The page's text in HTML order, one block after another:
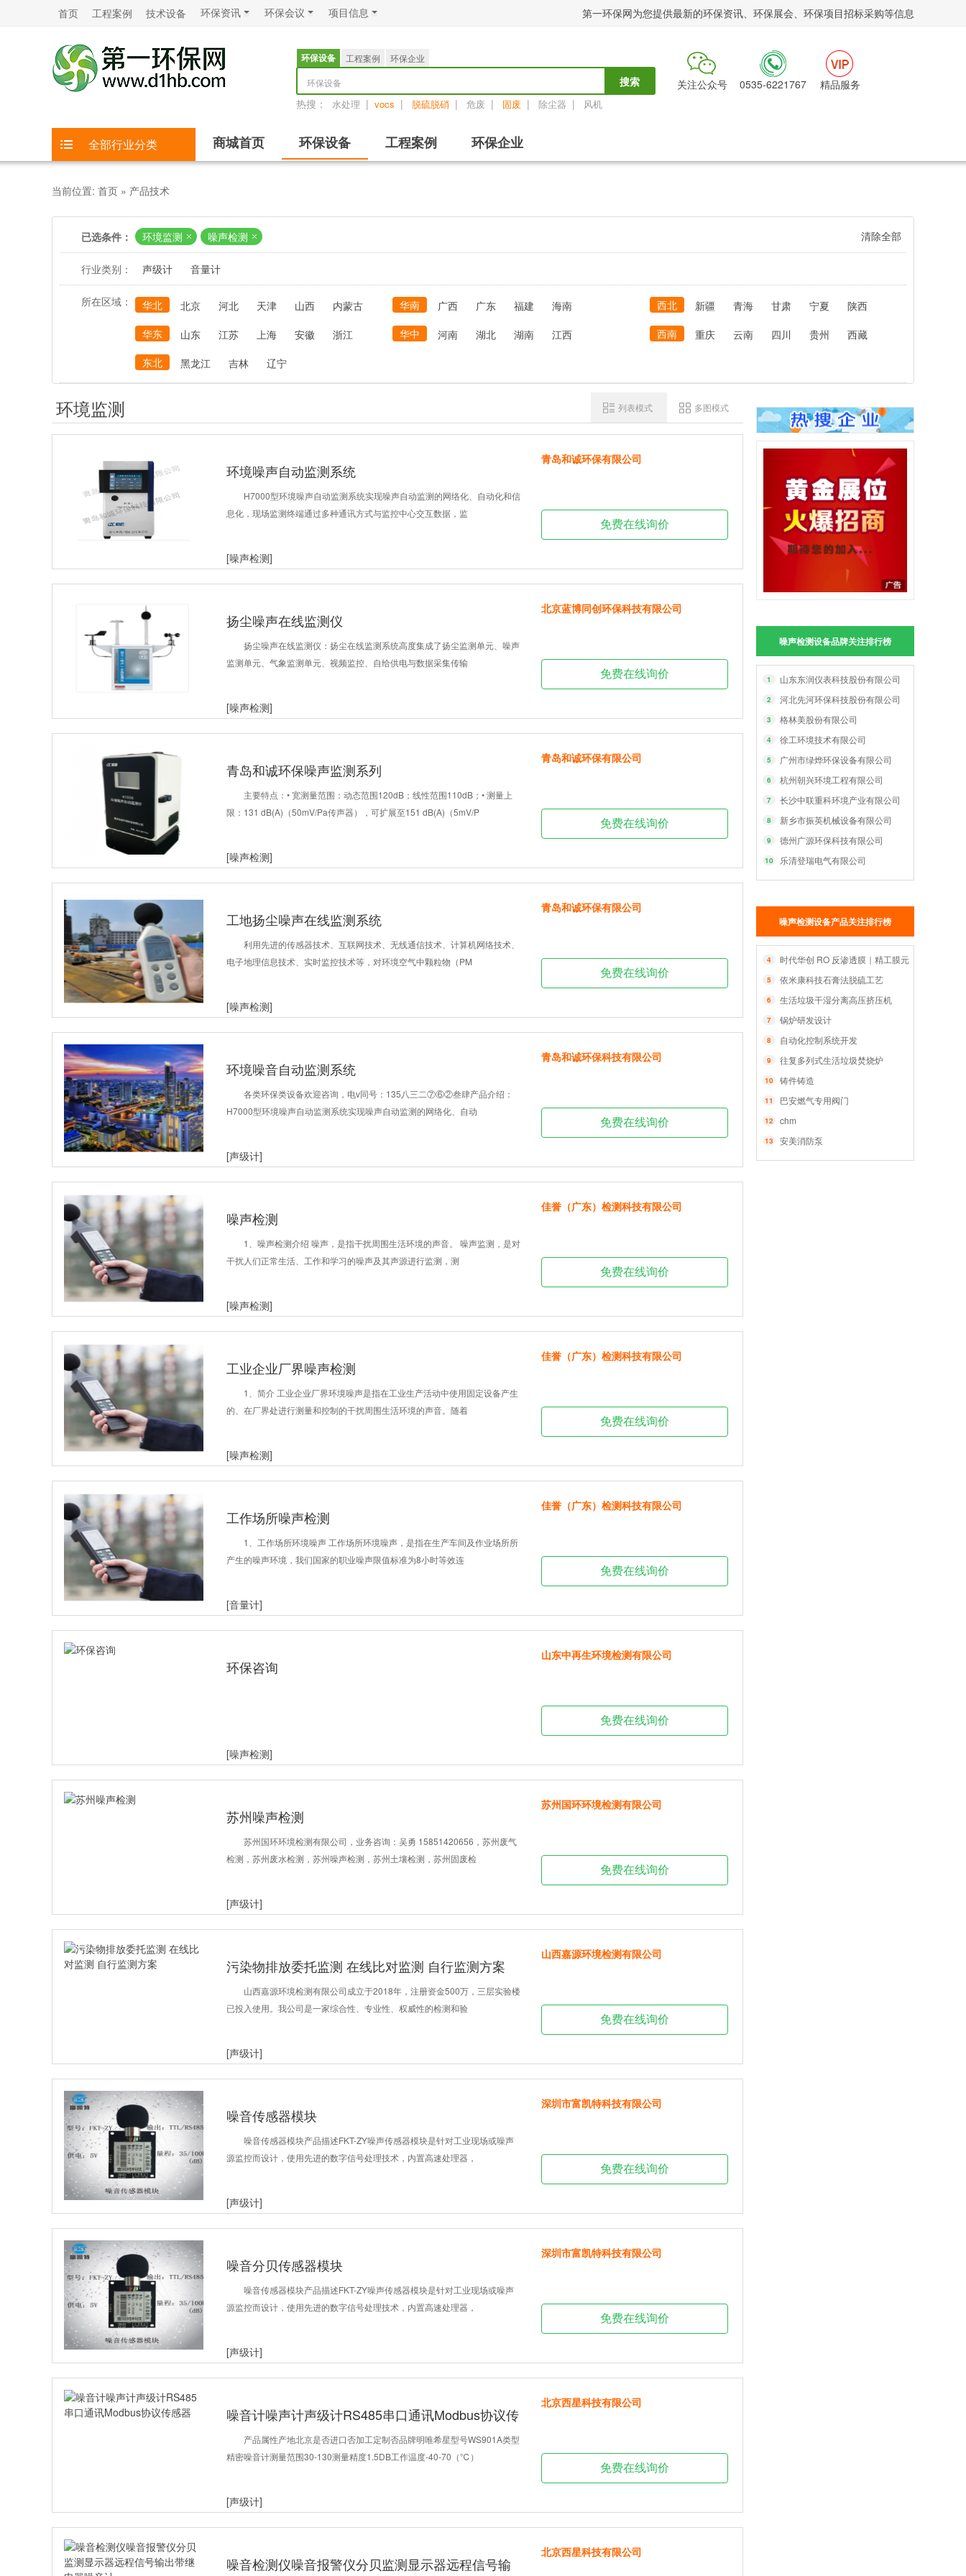
首页 工程案例 技术设备 环保资讯 环保会议 项目信息 第一环保网为您提供最新的环保资讯、环保展会、环保项目招标采购等信息
环保设备 工程案例
环保企业
环保设备
搜索
热搜： 水处理 | vocs | 脱硫脱硝 | 危废 | 固废 | 除尘器 | 风机
关注公众号 0535-6221767 精品服务
全部行业分类 商城首页 环保设备 工程案例 环保企业
当前位置: 首页 » 产品技术
已选条件： 清除全部
环境监测 噪声检测
行业类别： 声级计 音量计
所在区域： 华北 北京 河北 天津 山西 内蒙古 华南 广西 广东 福建 海南 西北 新疆 青海 甘肃 宁夏
陕西
华东
山东 江苏 上海 安徽 浙江 华中 河南 湖北 湖南 江西 西南 重庆 云南 四川 贵州
西藏
东北
黑龙江 吉林 辽宁
噪声检测设备品牌关注排行榜
1 山东东润仪表科技股份有限公司
2 河北先河环保科技股份有限公司
3 格林美股份有限公司
4 徐工环境技术有限公司
5 广州市绿烨环保设备有限公司
6 杭州朝兴环境工程有限公司
7 长沙中联重科环境产业有限公司
8 新乡市振英机械设备有限公司
9 德州广源环保科技有限公司
10 乐清登瑞电气有限公司
噪声检测设备产品关注排行榜
4 时代华创 RO 反渗透膜｜精工膜元件，智净每一
5 依米康科技石膏法脱硫工艺
6 生活垃圾干湿分离高压挤压机
7 锅炉研发设计
8 自动化控制系统开发
9 往复多列式生活垃圾焚烧炉
10 铸件铸造
11 巴安燃气专用阀门
12 chm
13 安美消防泵
环境监测 列表模式 多图模式
环境噪声自动监测系统
H7000型环境噪声自动监测系统实现噪声自动监测的网络化、自动化和信
息化，现场监测终端通过多种通讯方式与监控中心交互数据，监
[噪声检测]
青岛和诚环保有限公司
免费在线询价
扬尘噪声在线监测仪
扬尘噪声在线监测仪：扬尘在线监测系统高度集成了扬尘监测单元、噪声
监测单元、气象监测单元、视频监控、自给供电与数据采集传输
[噪声检测]
北京蓝博同创环保科技有限公司
免费在线询价
青岛和诚环保噪声监测系列
主要特点：• 宽测量范围：动态范围120dB；线性范围110dB；• 测量上
限：131 dB(A)（50mV/Pa传声器），可扩展至151 dB(A)（5mV/P
[噪声检测]
青岛和诚环保有限公司
免费在线询价
工地扬尘噪声在线监测系统
利用先进的传感器技术、互联网技术、无线通信技术、计算机网络技术、
电子地理信息技术、实时监控技术等，对环境空气中颗粒物（PM
[噪声检测]
青岛和诚环保有限公司
免费在线询价
环境噪音自动监测系统
各类环保类设备欢迎咨询，电v同号：135八三二⑦⑥②叁肆产品介绍：
H7000型环境噪声自动监测系统实现噪声自动监测的网络化、自动
[声级计]
青岛和诚环保科技有限公司
免费在线询价
噪声检测
1、噪声检测介绍 噪声，是指干扰周围生活环境的声音。 噪声监测，是对
干扰人们正常生活、工作和学习的噪声及其声源进行监测，测
[噪声检测]
佳誉（广东）检测科技有限公司
免费在线询价
工业企业厂界噪声检测
1、简介 工业企业厂界环境噪声是指在工业生产活动中使用固定设备产生
的、在厂界处进行测量和控制的干扰周围生活环境的声音。随着
[噪声检测]
佳誉（广东）检测科技有限公司
免费在线询价
工作场所噪声检测
1、工作场所环境噪声 工作场所环境噪声，是指在生产车间及作业场所所
产生的噪声环境，我们国家的职业噪声限值标准为8小时等效连
[音量计]
佳誉（广东）检测科技有限公司
免费在线询价
环保咨询
[噪声检测]
山东中再生环境检测有限公司
免费在线询价
苏州噪声检测
苏州国环环境检测有限公司，业务咨询：吴勇 15851420656，苏州废气
检测，苏州废水检测，苏州噪声检测，苏州土壤检测，苏州固废检
[声级计]
苏州国环环境检测有限公司
免费在线询价
污染物排放委托监测 在线比对监测 自行监测方案
山西嘉源环境检测有限公司成立于2018年，注册资金500万，三层实验楼
已投入使用。我公司是一家综合性、专业性、权威性的检测和验
[声级计]
山西嘉源环境检测有限公司
免费在线询价
噪音传感器模块
噪音传感器模块产品描述FKT-ZY噪声传感器模块是针对工业现场或噪声
源监控而设计，使用先进的数字信号处理技术，内置高速处理器，
[声级计]
深圳市富凯特科技有限公司
免费在线询价
噪音分贝传感器模块
噪音传感器模块产品描述FKT-ZY噪声传感器模块是针对工业现场或噪声
源监控而设计，使用先进的数字信号处理技术，内置高速处理器，
[声级计]
深圳市富凯特科技有限公司
免费在线询价
噪音计噪声计声级计RS485串口通讯Modbus协议传
感器产品属性产地北京是否进口否加工定制否品牌明唯希星型号WS901A类型
精密噪音计测量范围30-130测量精度1.5DB工作温度-40-70（℃）
[声级计]
北京西星科技有限公司
免费在线询价
噪音检测仪噪音报警仪分贝监测显示器远程信号输
北京西星科技有限公司